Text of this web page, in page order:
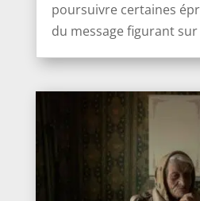
poursuivre certaines
du message figurant sur